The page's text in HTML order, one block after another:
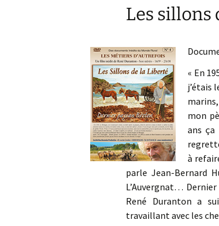
Les sillons
« En
j’étais
mon
ans ça
à
parle Jean-Bernard
L’Auvergnat… Dernier
René Duranton a
travaillant avec les